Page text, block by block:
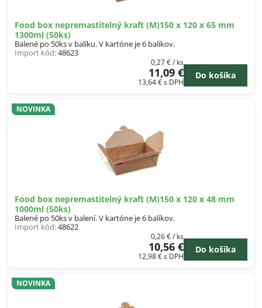
Food box nepremastitelný kraft (M)150 x 120 x 65 mm
1300ml (50ks)
Balené po 50ks v balíku. V kartóne je 6 balíkov.
Import kód:48623
11,09 €
13,64 €s DPH
0,27 €/ ks
Do košíka
Food box nepremastitelný kraft (M)150 x 120 x 48 mm
1000ml (50ks)
NOVINKA
Balené po 50ks v balení. V kartóne je 6 balíkov.
Import kód:48622
10,56 €
12,98 €s DPH
0,26 €/ ks
Do košíka
NOVINKA